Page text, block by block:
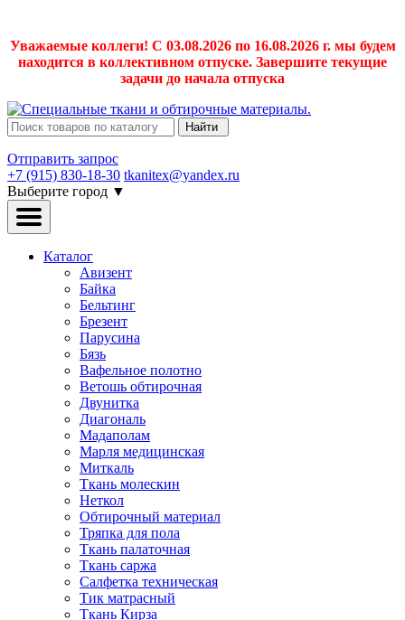
Уважаемые коллеги! С 03.08.2026 по 16.08.2026 г. мы будем
находится в коллективном отпуске. Завершите текущие
задачи до начала отпуска
Найти
Отправить запрос
+7 (915) 830-18-30 tkanitex@yandex.ru
Выберите город ▼
Каталог
Авизент
Байка
Бельтинг
Брезент
Парусина
Бязь
Вафельное полотно
Ветошь обтирочная
Двунитка
Диагональ
Мадаполам
Марля медицинская
Миткаль
Ткань молескин
Неткол
Обтирочный материал
Тряпка для пола
Ткань палаточная
Ткань саржа
Салфетка техническая
Тик матрасный
Ткань Кирза